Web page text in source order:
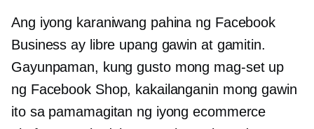
Ang iyong karaniwang pahina ng Facebook
Business ay libre upang gawin at gamitin.
Gayunpaman, kung gusto mong mag-set up
ng Facebook Shop, kakailanganin mong gawin
ito sa pamamagitan ng iyong ecommerce